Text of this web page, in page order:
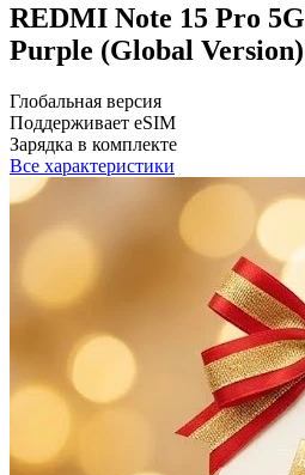
REDMI Note 15 Pro
Purple (Global Version)
Глобальная версия
Поддерживает eSIM
Зарядка в комплекте
Все характеристики